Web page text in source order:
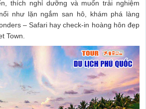
thích nghỉ dưỡng và muốn trải nghiệm
như lặn ngắm san hô, khám phá làng
– Safari hay check-in hoàng hôn đẹp
Town.